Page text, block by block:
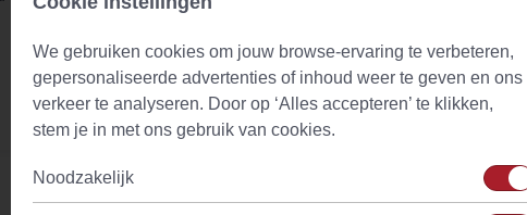
zo lekker! We zochten de sweet cheesecake
maar is niet meer in het assortiment. Dit is een
goede veravnger.
We gebruiken cookies om jouw browse-ervaring te verbeteren,
gepersonaliseerde advertenties of inhoud weer te geven en ons
verkeer te analyseren. Door op ‘Alles accepteren’ te klikken,
stem je in met ons gebruik van cookies.
Noodzakelijk